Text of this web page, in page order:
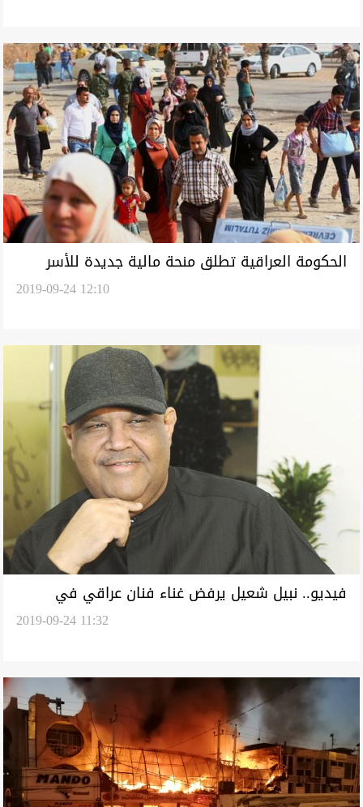
الحكومة العراقية تطلق منحة مالية جديدة للأسر
2019-09-24 12:10
فيديو.. نبيل شعيل يرفض غناء فنان عراقي في
2019-09-24 11:32